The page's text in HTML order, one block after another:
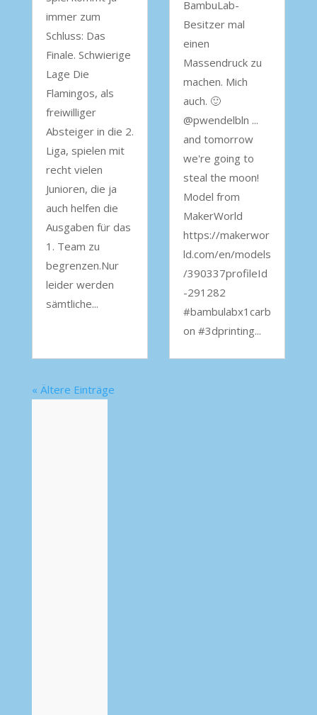
immer zum
Schluss: Das
Finale. Schwierige
Lage Die
Flamingos, als
freiwilliger
Absteiger in die 2.
Liga, spielen mit
recht vielen
Junioren, die ja
auch helfen die
Ausgaben für das
1. Team zu
begrenzen.Nur
leider werden
sämtliche...
BambuLab-
Besitzer mal
einen
Massendruck zu
machen. Mich
auch. 🙂
@pwendelbln ...
and tomorrow
we're going to
steal the moon!
Model from
MakerWorld
https://makerwor
ld.com/en/models
/390337profileId
-291282
#bambulabx1carb
on #3dprinting...
« Ältere Einträge